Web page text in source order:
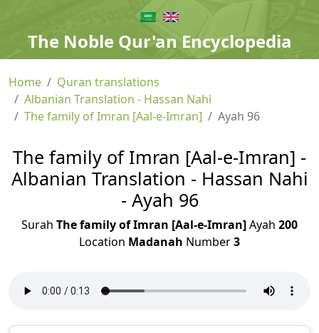
The Noble Qur'an Encyclopedia
Home
Quran translations
Albanian Translation - Hassan Nahi
The family of Imran [Aal-e-Imran]
Ayah 96
The family of Imran [Aal-e-Imran] -
Albanian Translation - Hassan Nahi
- Ayah 96
Surah The family of Imran [Aal-e-Imran]Ayah 200
Location Madanah Number3